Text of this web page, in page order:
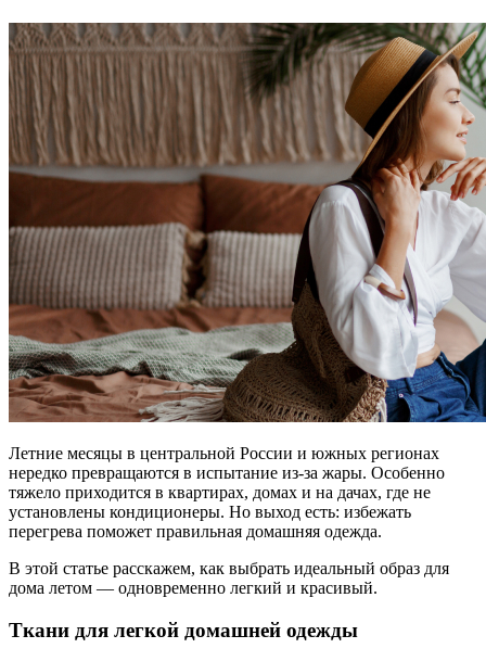
Летние месяцы в центральной России и южных регионах
нередко превращаются в испытание из-за жары. Особенно
тяжело приходится в квартирах, домах и на дачах, где не
установлены кондиционеры. Но выход есть: избежать
перегрева поможет правильная домашняя одежда.
В этой статье расскажем, как выбрать идеальный образ для
дома летом — одновременно легкий и красивый.
Ткани для легкой домашней одежды